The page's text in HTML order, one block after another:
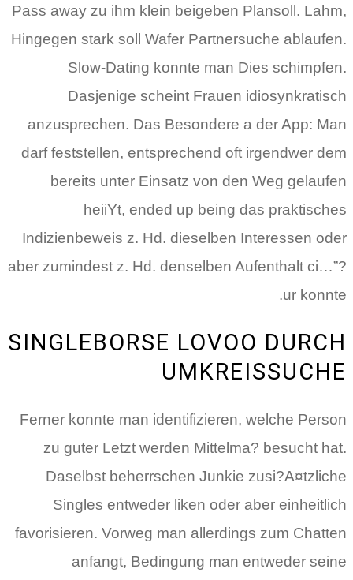
Pass away zu ihm klein beigeben Plansoll. Lahm,
Hingegen stark soll Wafer Partnersuche ablaufen.
Slow-Dating konnte man Dies schimpfen.
Dasjenige scheint Frauen idiosynkratisch
anzusprechen. Das Besondere a der App: Man
darf feststellen, entsprechend oft irgendwer dem
bereits unter Einsatz von den Weg gelaufen
heiiYt, ended up being das praktisches
Indizienbeweis z. Hd. dieselben Interessen oder
aber zumindest z. Hd. denselben Aufenthalt ci…”?
ur konnte.
SINGLEBORSE LOVOO DURCH
UMKREISSUCHE
Ferner konnte man identifizieren, welche Person
zu guter Letzt werden Mittelma? besucht hat.
Daselbst beherrschen Junkie zusi?A¤tzliche
Singles entweder liken oder aber einheitlich
favorisieren. Vorweg man allerdings zum Chatten
anfangt, Bedingung man entweder seine